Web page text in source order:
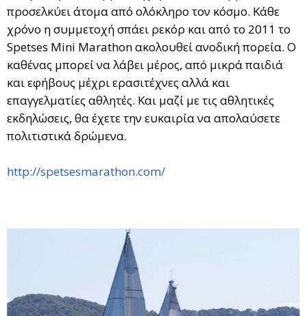
προσελκύει άτομα από ολόκληρο τον κόσμο. Κάθε
χρόνο η συμμετοχή σπάει ρεκόρ και από το 2011 το
Spetses Mini Marathon ακολουθεί ανοδική πορεία. Ο
καθένας μπορεί να λάβει μέρος, από μικρά παιδιά
και εφήβους μέχρι ερασιτέχνες αλλά και
επαγγελματίες αθλητές. Και μαζί με τις αθλητικές
εκδηλώσεις, θα έχετε την ευκαιρία να απολαύσετε
πολιτιστικά δρώμενα.
http://spetsesmarathon.com/